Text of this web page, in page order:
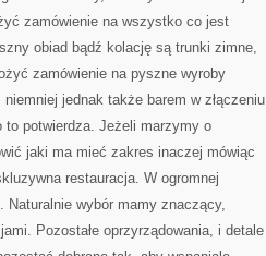
OBSŁUGIWANY
KELNERÓW
zamówienie na wszystko co jest
obiad bądź kolację są trunki zimne,
zamówienie na pyszne wyroby
jednak także barem w złączeniu
to potwierdza. Jeżeli marzymy o
jaki ma mieć zakres inaczej mówiąc
restauracja. W ogromnej
Naturalnie wybór mamy znaczący,
Pozostałe oprzyrządowania, i detale